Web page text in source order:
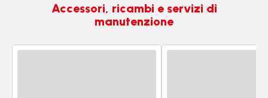
Accessori, ricambi e servizi di
manutenzione